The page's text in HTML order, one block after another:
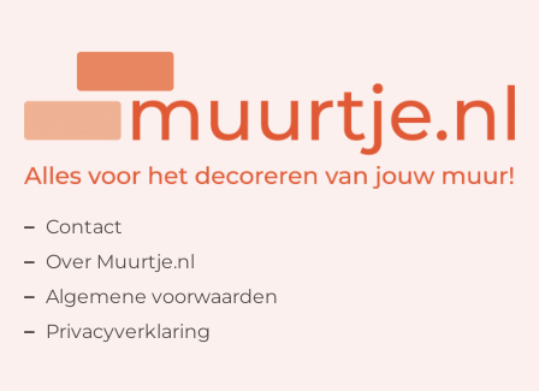
Contact
Over Muurtje.nl
Algemene voorwaarden
Privacyverklaring